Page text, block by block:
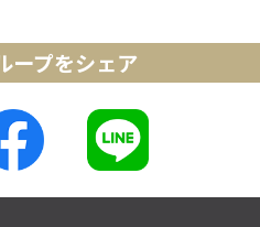
ープをシェア